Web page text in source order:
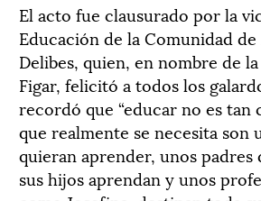
El acto fue clausurado por la
Educación de la Comunidad
Delibes, quien, en nombre de
Figar, felicitó a todos los
recordó que “educar no es tan
que realmente se necesita son
quieran aprender, unos padres
sus hijos aprendan y unos